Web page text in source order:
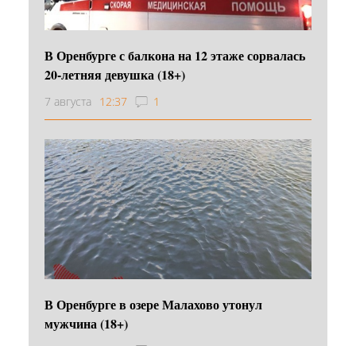
В Оренбурге с балкона на 12 этаже сорвалась
20-летняя девушка (18+)
7 августа 12:37 1
В Оренбурге в озере Малахово утонул
мужчина (18+)